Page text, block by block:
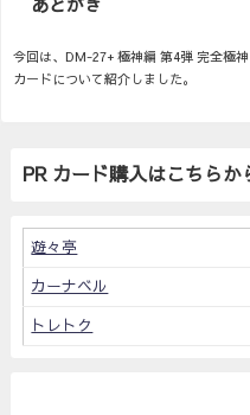
あとがき
今回は、DM-27+ 極神編 第4弾 完全極
カードについて紹介しました。
PR カード購入はこちらか
遊々亭
カーナベル
トレトク